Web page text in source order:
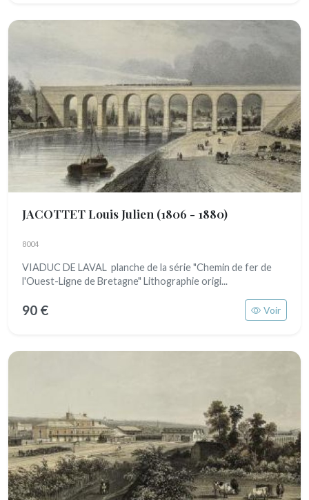
JACOTTET Louis Julien (1806 - 1880)
8004
VIADUC DE LAVAL planche de la série "Chemin de fer de
l'Ouest-Ligne de Bretagne" Lithographie origi...
90 € Voir